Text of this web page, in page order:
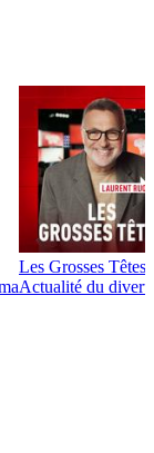
Les Grosses Têtes
Actualité du